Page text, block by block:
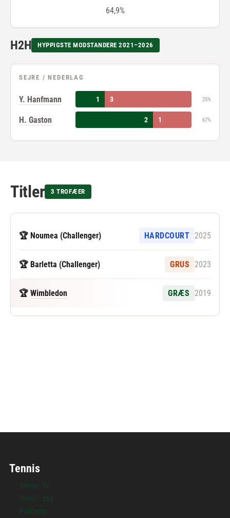
64,9%
H2H HYPPIGSTE MODSTANDERE 2021–2026
SEJRE / NEDERLAG
Y. Hanfmann 1 3 25%
H. Gaston 2 1 67%
Titler 3 TROFÆER
🏆 Noumea (Challenger) HARDCOURT 2025
🏆 Barletta (Challenger) GRUS 2023
🏆 Wimbledon GRÆS 2019
Tennis
Tennis i TV
Tennis i dag
Podcasts